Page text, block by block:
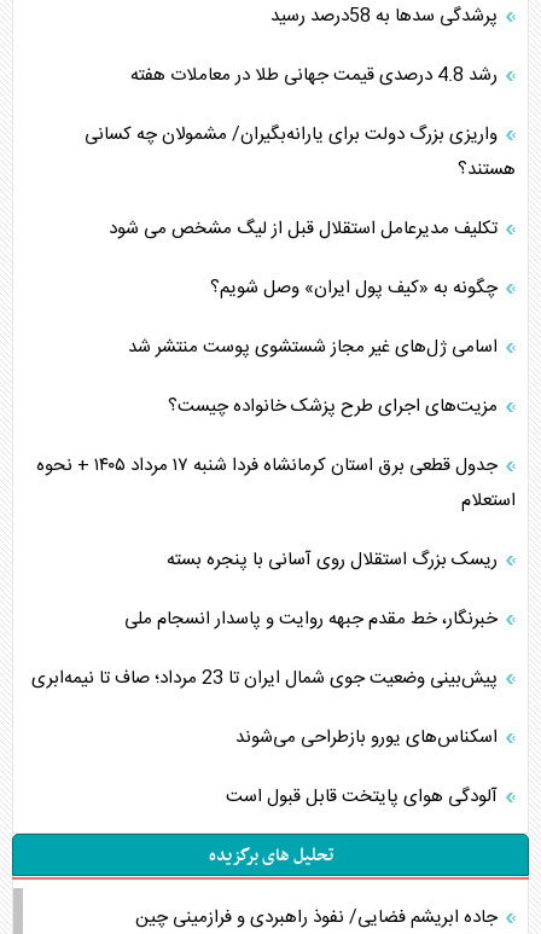
پرشدگی سدها به 58درصد رسید
رشد 4.8 درصدی قیمت جهانی طلا در معاملات هفته
واریزی بزرگ دولت برای یارانه‌بگیران/ مشمولان چه کسانی
هستند؟
تکلیف مدیرعامل استقلال قبل از لیگ مشخص می شود
چگونه به «کیف پول ایران» وصل شویم؟
اسامی ژل‌های غیر مجاز شستشوی پوست منتشر شد
مزیت‌های اجرای طرح پزشک خانواده چیست؟
جدول قطعی برق استان کرمانشاه فردا شنبه ۱۷ مرداد ۱۴۰۵ + نحوه
استعلام
ریسک بزرگ استقلال روی آسانی با پنجره بسته
خبرنگار، خط مقدم جبهه روایت و پاسدار انسجام ملی
پیش‌بینی وضعیت جوی شمال ایران تا 23 مرداد‌؛ صاف تا نیمه‌ابری
اسکناس‌های یورو بازطراحی می‌شوند
آلودگی هوای پایتخت قابل قبول است
تحلیل های برگزیده
جاده ابریشم فضایی/ نفوذ راهبردی و فرازمینی چین